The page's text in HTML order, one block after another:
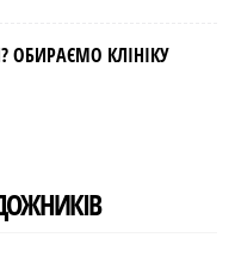
ОБИРАЄМО КЛІНІКУ